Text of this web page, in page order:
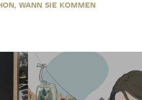
WANN SIE KOMMEN